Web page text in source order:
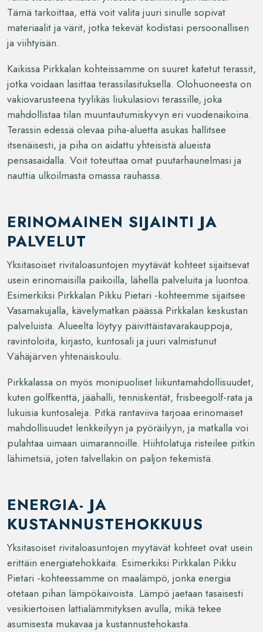
Tämä tarkoittaa, että voit valita juuri sinulle sopivat
materiaalit ja värit, jotka tekevät kodistasi persoonallisen
ja viihtyisän.
Kaikissa Pirkkalan kohteissamme on suuret katetut terassit,
jotka voidaan lasittaa terassilasituksella. Olohuoneesta on
vakiovarusteena tyylikäs liukulasiovi terassille, joka
mahdollistaa tilan muuntautumiskyvyn eri vuodenaikoina.
Terassin edessä olevaa piha-aluetta asukas hallitsee
itsenäisesti, ja piha on aidattu yhteisistä alueista
pensasaidalla. Voit toteuttaa omat puutarhaunelmasi ja
nauttia ulkoilmasta omassa rauhassa.
ERINOMAINEN SIJAINTI JA
PALVELUT
Yksitasoiset rivitaloasuntojen myytävät kohteet sijaitsevat
usein erinomaisilla paikoilla, lähellä palveluita ja luontoa.
Esimerkiksi Pirkkalan Pikku Pietari -kohteemme sijaitsee
Vasamakujalla, kävelymatkan päässä Pirkkalan keskustan
palveluista. Alueelta löytyy päivittäistavarakauppoja,
ravintoloita, kirjasto, kuntosali ja juuri valmistunut
Vähäjärven yhtenäiskoulu.
Pirkkalassa on myös monipuoliset liikuntamahdollisuudet,
kuten golfkenttä, jäähalli, tenniskentät, frisbeegolf-rata ja
lukuisia kuntosaleja. Pitkä rantaviiva tarjoaa erinomaiset
mahdollisuudet lenkkeilyyn ja pyöräilyyn, ja matkalla voi
pulahtaa uimaan uimarannoille. Hiihtolatuja risteilee pitkin
lähimetsiä, joten talvellakin on paljon tekemistä.
ENERGIA- JA
KUSTANNUSTEHOKKUUS
Yksitasoiset rivitaloasuntojen myytävät kohteet ovat usein
erittäin energiatehokkaita. Esimerkiksi Pirkkalan Pikku
Pietari -kohteessamme on maalämpö, jonka energia
otetaan pihan lämpökaivoista. Lämpö jaetaan tasaisesti
vesikiertoisen lattialämmityksen avulla, mikä tekee
asumisesta mukavaa ja kustannustehokasta.